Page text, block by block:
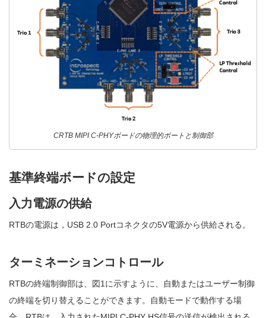
CRTB MIPI C-PHYボードの物理的ポートと制御部
基準終端ボードの設定
入力電源の供給
RTBの電源は，USB 2.0 Portコネクタの5V電源から供給される。
ターミネーションコトロール
RTBの終端制御部は、図1に示すように、自動またはユーザー制御
の終端を切り替えることができます。自動モードで動作する場